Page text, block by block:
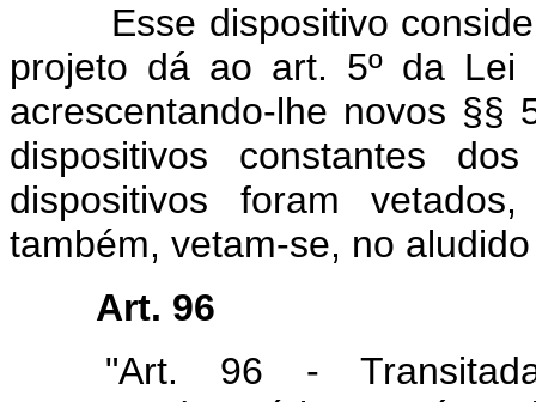
Esse dispositivo
projeto dá ao art. 5º da
acrescentando-lhe novos §§
dispositivos constantes
dispositivos foram
também, vetam-se, no
Art. 96
"Art. 96 -